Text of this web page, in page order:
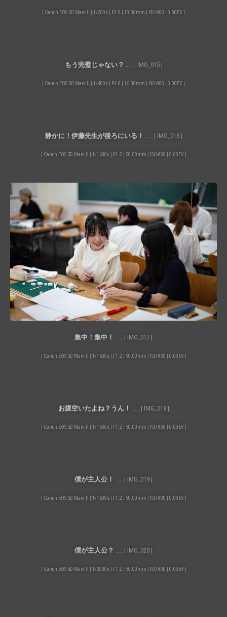
| Canon EOS 5D Mark II | 1/500s | F4.0 | 10.00mm | ISO-800 | 0.00EV |
もう完璧じゃない？ ….. | IMG_015 |
| Canon EOS 5D Mark II | 1/400s | F4.0 | 15.00mm | ISO-800 | 0.00EV |
静かに！伊藤先生が後ろにいる！ ….. | IMG_016 |
| Canon EOS 5D Mark II | 1/1600s | F1.2 | 50.00mm | ISO-800 | 0.00EV |
集中！集中！ ….. | IMG_017 |
| Canon EOS 5D Mark II | 1/1600s | F1.2 | 50.00mm | ISO-800 | 0.00EV |
お腹空いたよね？うん！ ….. | IMG_018 |
| Canon EOS 5D Mark II | 1/1600s | F1.2 | 50.00mm | ISO-800 | 0.00EV |
僕が主人公！ ….. | IMG_019 |
| Canon EOS 5D Mark II | 1/1600s | F1.2 | 50.00mm | ISO-800 | 0.00EV |
僕が主人公？ ….. | IMG_020 |
| Canon EOS 5D Mark II | 1/2000s | F1.2 | 50.00mm | ISO-800 | 0.00EV |